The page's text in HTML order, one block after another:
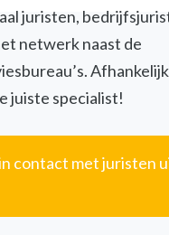
juristen,
netwerk naast de
juiste specialist!
contact met juristen